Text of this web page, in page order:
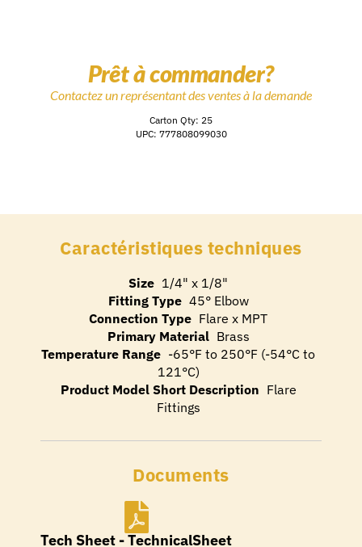
Prêt à commander?
Contactez un représentant des ventes à la demande
Carton Qty: 25
UPC: 777808099030
Caractéristiques techniques
Size 1/4" x 1/8"
Fitting Type 45° Elbow
Connection Type Flare x MPT
Primary Material Brass
Temperature Range -65°F to 250°F (-54°C to
121°C)
Product Model Short Description Flare
Fittings
Documents
Tech Sheet - TechnicalSheet